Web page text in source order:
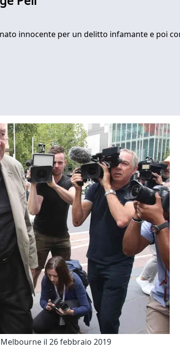
innocente per un delitto infamante e poi
il 26 febbraio 2019